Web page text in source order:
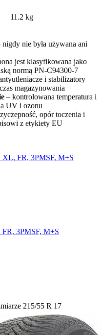
11.2 kg
nigdy nie była używana ani
jest klasyfikowana jako
normą PN-C94300-7
i stabilizatory
magazynowania
– kontrolowana temperatura i
UV i ozonu
opór toczenia i
z etykiety EU
XL, FR, 3PMSF, M+S
FR, 3PMSF, M+S
215/55 R 17